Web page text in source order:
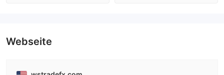
Webseite